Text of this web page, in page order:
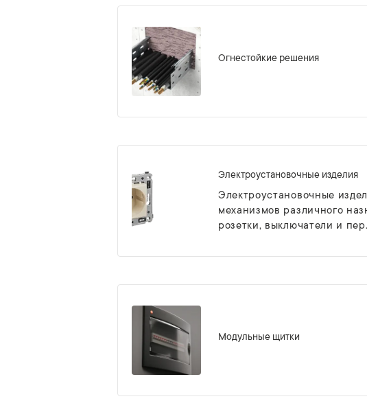
Огнестойкие решения
Электроустановочные изделия
Электроустановочные
механизмов различного
розетки, выключатели и
Модульные щитки